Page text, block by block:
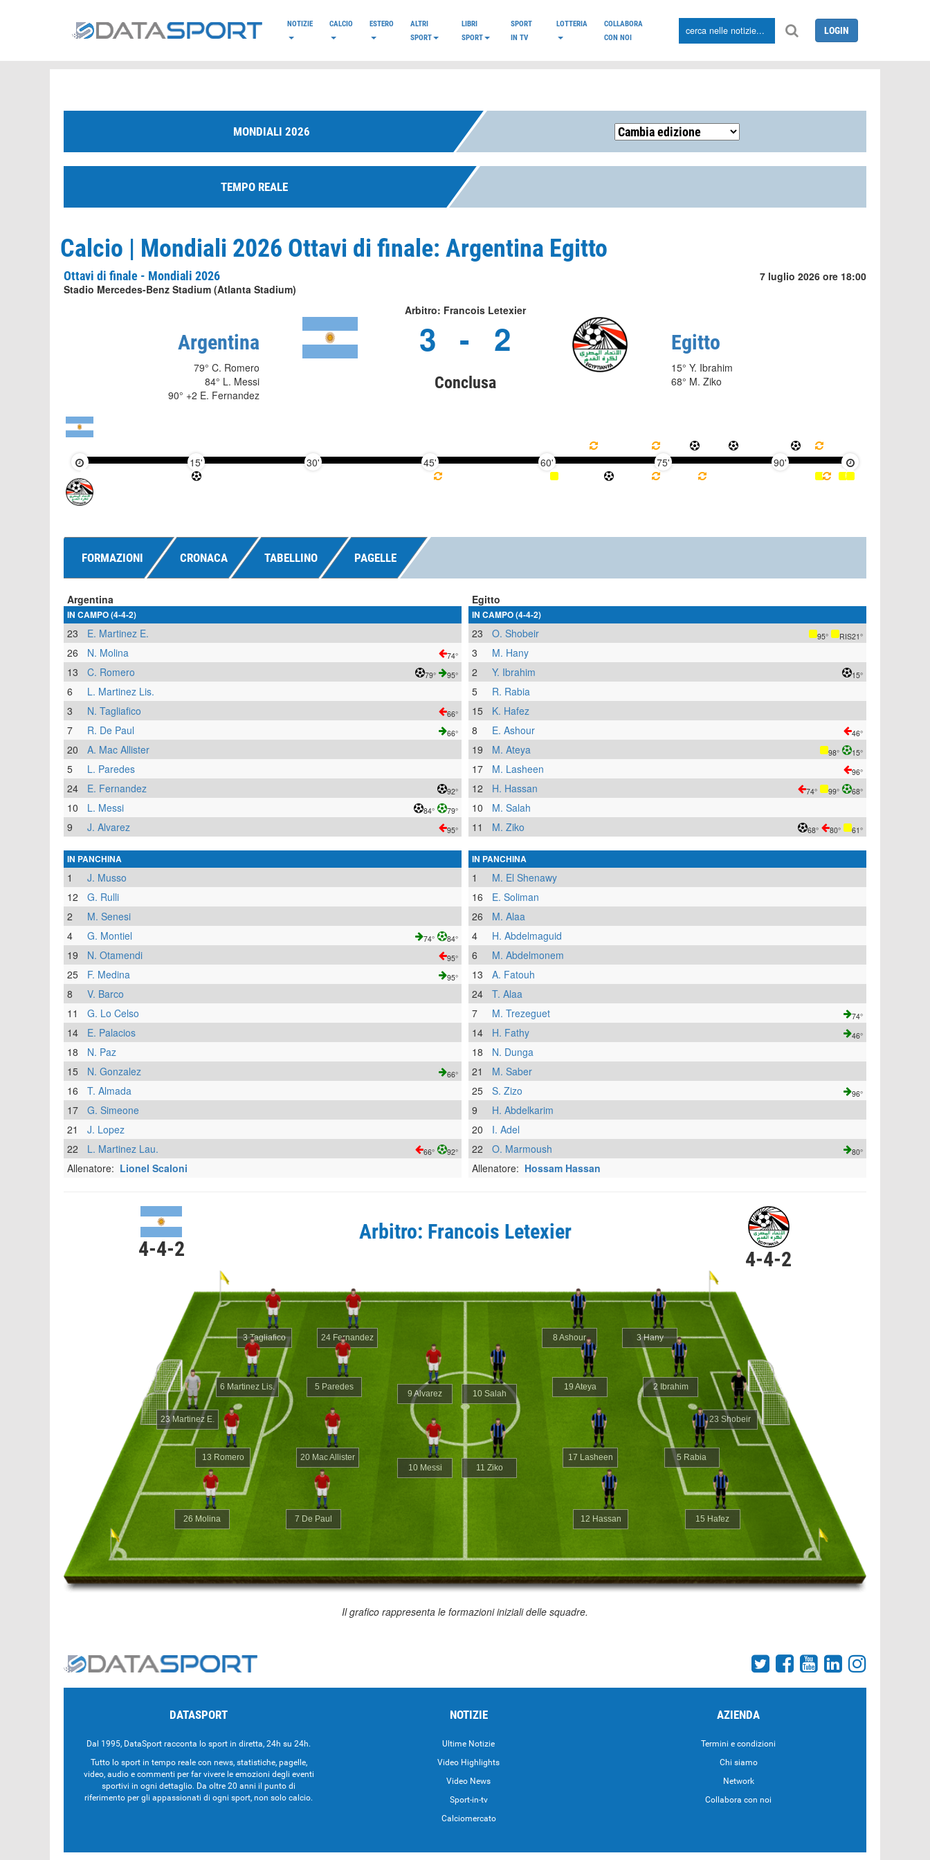
NOTIZIE CALCIO ESTERO
ALTRI
SPORT
LIBRI
SPORT
SPORT
IN TV
LOTTERIA
COLLABORA
CON NOI
LOGIN
MONDIALI 2026
TEMPO REALE
Calcio | Mondiali 2026 Ottavi di finale: Argentina Egitto
Ottavi di finale - Mondiali 2026
Stadio Mercedes-Benz Stadium (Atlanta Stadium)
7 luglio 2026 ore 18:00
Arbitro: Francois Letexier
Argentina
79° C. Romero
84° L. Messi
90° +2 E. Fernandez
3 - 2
Conclusa
Egitto
15° Y. Ibrahim
68° M. Ziko
15' 30' 45' 60' 75' 90'
FORMAZIONI CRONACA TABELLINO PAGELLE
Argentina
IN CAMPO (4-4-2)
23
E. Martinez E.
26
N. Molina 74°
13 C. Romero 79° 95°
6
L. Martinez Lis.
3
N. Tagliafico 66°
7 R. De Paul 66°
20
A. Mac Allister
5
L. Paredes
24
E. Fernandez 92°
10 L. Messi 84° 79°
9 J. Alvarez 95°
IN PANCHINA
1
J. Musso
12
G. Rulli
2
M. Senesi
4
G. Montiel 74° 84°
19 N. Otamendi 95°
25 F. Medina 95°
8
V. Barco
11
G. Lo Celso
14
E. Palacios
18
N. Paz
15
N. Gonzalez 66°
16
T. Almada
17
G. Simeone
21
J. Lopez
22
L. Martinez Lau. 66° 92°
Allenatore: Lionel Scaloni
Egitto
IN CAMPO (4-4-2)
23 O. Shobeir 95° RIS21°
3
M. Hany
2
Y. Ibrahim 15°
5
R. Rabia
15
K. Hafez
8
E. Ashour 46°
19 M. Ateya 98° 15°
17 M. Lasheen 96°
12 H. Hassan 74° 99° 68°
10
M. Salah
11
M. Ziko 68° 80° 61°
IN PANCHINA
1
M. El Shenawy
16
E. Soliman
26
M. Alaa
4
H. Abdelmaguid
6
M. Abdelmonem
13
A. Fatouh
24
T. Alaa
7
M. Trezeguet 74°
14 H. Fathy 46°
18
N. Dunga
21
M. Saber
25
S. Zizo 96°
9
H. Abdelkarim
20
I. Adel
22
O. Marmoush 80°
Allenatore: Hossam Hassan
4-4-2
Arbitro: Francois Letexier
4-4-2
23 Martinez E. 23 Shobeir
26 Molina
3 Hany
13 Romero
2 Ibrahim
6 Martinez Lis.
5 Rabia
3 Tagliafico
15 Hafez
7 De Paul
8 Ashour
20 Mac Allister
19 Ateya
5 Paredes
17 Lasheen
24 Fernandez
12 Hassan
10 Messi
10 Salah
9 Alvarez
11 Ziko
Il grafico rappresenta le formazioni iniziali delle squadre.
DATASPORT
Dal 1995, DataSport racconta lo sport in diretta, 24h su 24h.
Tutto lo sport in tempo reale con news, statistiche, pagelle,
video, audio e commenti per far vivere le emozioni degli eventi
sportivi in ogni dettaglio. Da oltre 20 anni il punto di
riferimento per gli appassionati di ogni sport, non solo calcio.
NOTIZIE
Ultime Notizie
Video Highlights
Video News
Sport-in-tv
Calciomercato
AZIENDA
Termini e condizioni
Chi siamo
Network
Collabora con noi